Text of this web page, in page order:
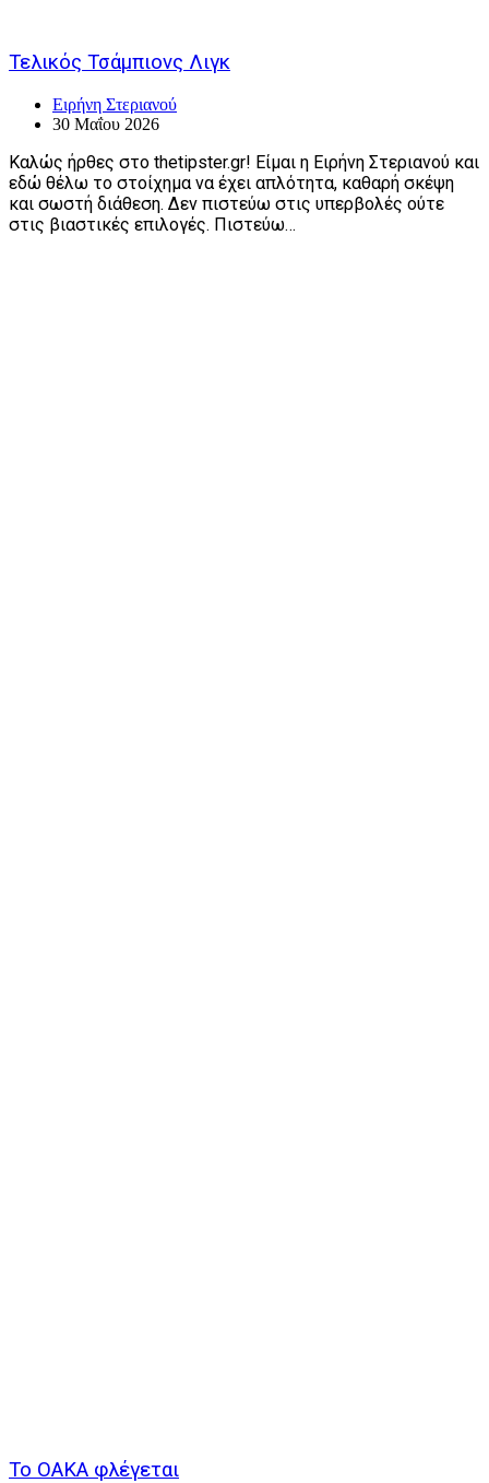
Τελικός Τσάμπιονς Λιγκ
Ειρήνη Στεριανού
30 Μαΐου 2026
Καλώς ήρθες στο thetipster.gr! Είμαι η Ειρήνη Στεριανού και
εδώ θέλω το στοίχημα να έχει απλότητα, καθαρή σκέψη
και σωστή διάθεση. Δεν πιστεύω στις υπερβολές ούτε
στις βιαστικές επιλογές. Πιστεύω…
Το ΟΑΚΑ φλέγεται